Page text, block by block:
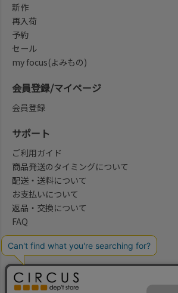
会社概要/お問合せ先
新作
再入荷
予約
セール
my focus(よみもの)
会員登録/マイページ
会員登録
サポート
ご利用ガイド
商品発送のタイミングについて
配送・送料について
お支払いについて
返品・交換について
FAQ
法律に基づく表示